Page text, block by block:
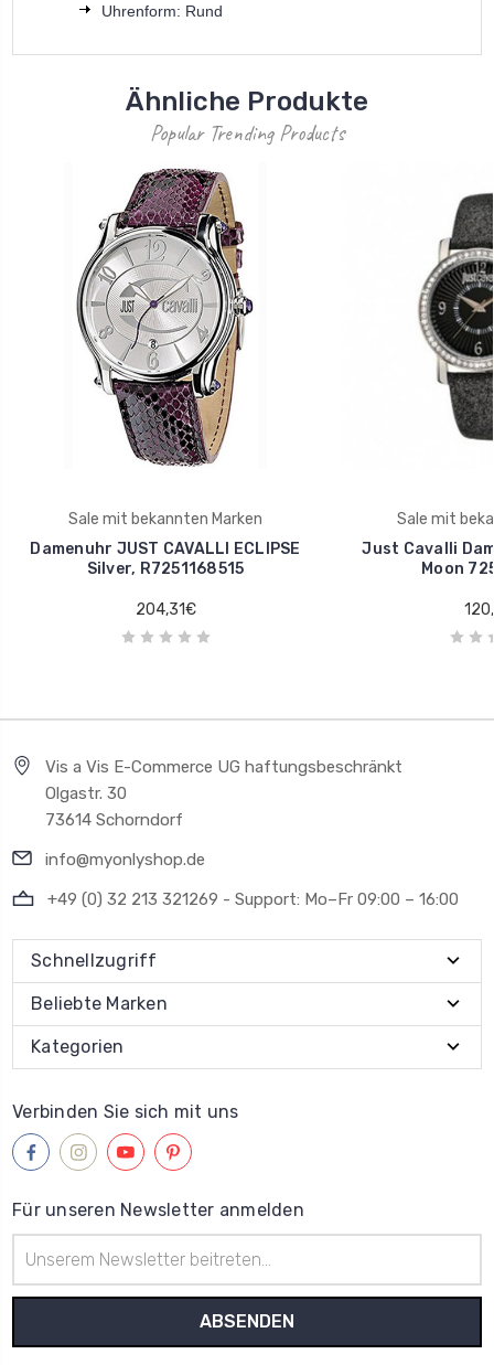
Uhrenform: Rund
Ähnliche Produkte
Popular Trending Products
Sale mit bekannten Marken
Damenuhr JUST CAVALLI ECLIPSE
Silver, R7251168515
204,31€
Sale mit
Just Cavalli
Moon
Vis a Vis E-Commerce UG haftungsbeschränkt
Olgastr. 30
73614 Schorndorf
info@myonlyshop.de
+49 (0) 32 213 321269 - Support: Mo–Fr 09:00 – 16:00
Schnellzugriff
Beliebte Marken
Kategorien
Verbinden Sie sich mit uns
Für unseren Newsletter anmelden
Mail-
Adresse